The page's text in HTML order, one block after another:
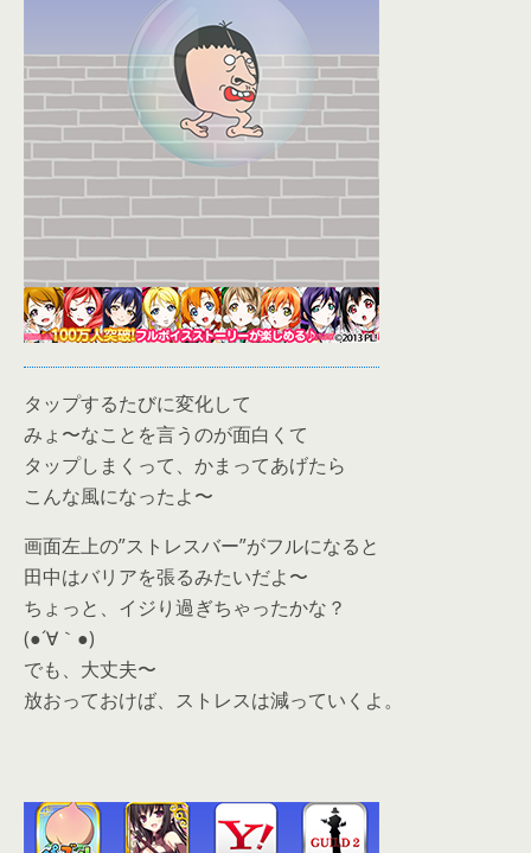
タップするたびに変化して
みょ〜なことを言うのが面白くて
タップしまくって、かまってあげたら
こんな風になったよ〜
画面左上の”ストレスバー”がフルになると
田中はバリアを張るみたいだよ〜
ちょっと、イジり過ぎちゃったかな？
(●´∀｀●)
でも、大丈夫〜
放おっておけば、ストレスは減っていくよ。